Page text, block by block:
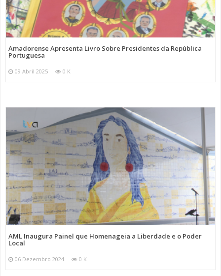
Amadorense Apresenta Livro Sobre Presidentes da República
Portuguesa
09 Abril 2025 0 K
AML Inaugura Painel que Homenageia a Liberdade e o Poder
Local
06 Dezembro 2024 0 K